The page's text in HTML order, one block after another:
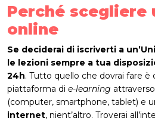
Perché scegliere
online
Se deciderai di iscriverti a
le lezioni sempre a tua
24h. Tutto quello che dovrai fare è
piattaforma di e-learning
(computer, smartphone, tablet) e
internet, nient’altro. Troverai